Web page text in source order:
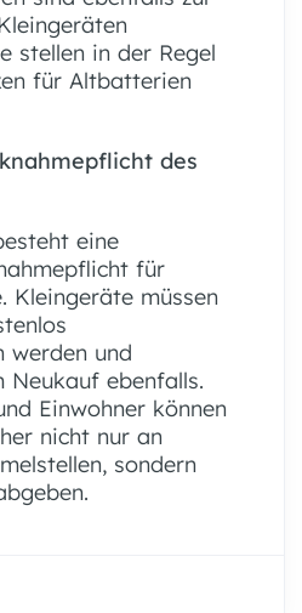
stellen in der Regel
für Altbatterien
des
eine
für
Kleingeräte müssen
werden und
ebenfalls.
Einwohner können
nicht nur an
sondern